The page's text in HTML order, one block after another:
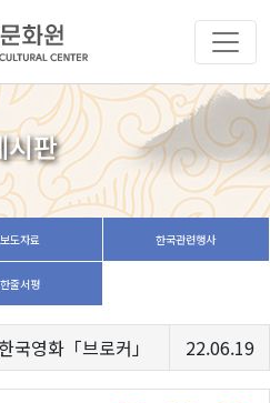
시판
보도자료 한국관련행사
한줄서평
국영화「브로커」 22.06.19